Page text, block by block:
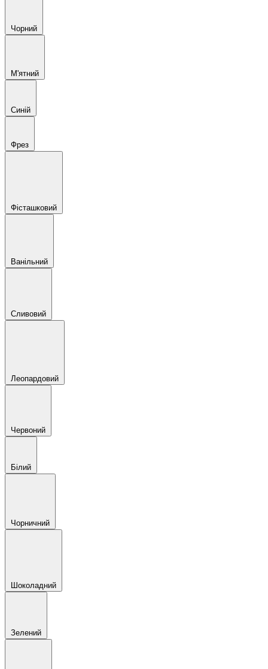
Чорний
М'ятний
Синій
Фрез
Фісташковий
Ванільний
Сливовий
Леопардовий
Червоний
Білий
Чорничний
Шоколадний
Зелений